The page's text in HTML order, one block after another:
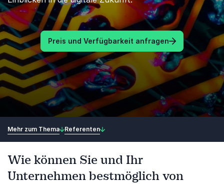
Preis und Verfügbarkeit anfragen
Mehr zum Thema Referenten
Wie können Sie und Ihr
Unternehmen bestmöglich von